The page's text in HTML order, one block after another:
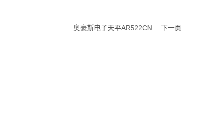
奥豪斯电子天平AR522CN 下一页